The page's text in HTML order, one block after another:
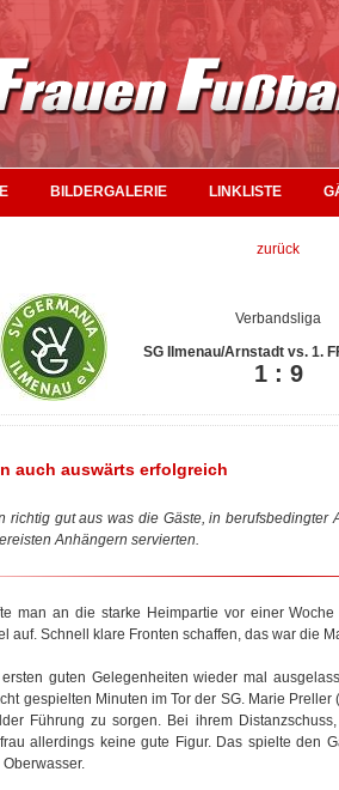
BILDERGALERIE LINKLISTE
zurück
Verbandsliga
SG Ilmenau/Arnstadt vs. 1.
1 : 9
auch auswärts erfolgreich
richtig gut aus was die Gäste, in berufsbedingter
Anhängern servierten.
man an die starke Heimpartie vor einer
auf. Schnell klare Fronten schaffen, das war die
guten Gelegenheiten wieder mal
gespielten Minuten im Tor der SG. Marie Preller
Führung zu sorgen. Bei ihrem
allerdings keine gute Figur. Das spielte den